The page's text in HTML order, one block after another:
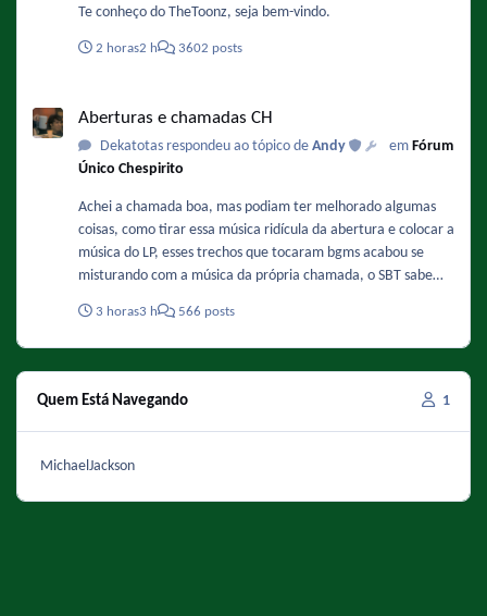
Te conheço do TheToonz, seja bem-vindo.
2 horas2 h 3602 posts
Aberturas e chamadas CH
Dekatotas respondeu ao tópico de Andy em Fórum
Único Chespirito
Achei a chamada boa, mas podiam ter melhorado algumas
coisas, como tirar essa música ridícula da abertura e colocar a
música do LP, esses trechos que tocaram bgms acabou se
misturando com a música da própria chamada, o SBT sabe
preguiçosos e encaixarem as bgms do jeito certo e
principalmente esse aí vem o chaves.
3 horas3 h 566 posts
Quem Está Navegando 1
MichaelJackson